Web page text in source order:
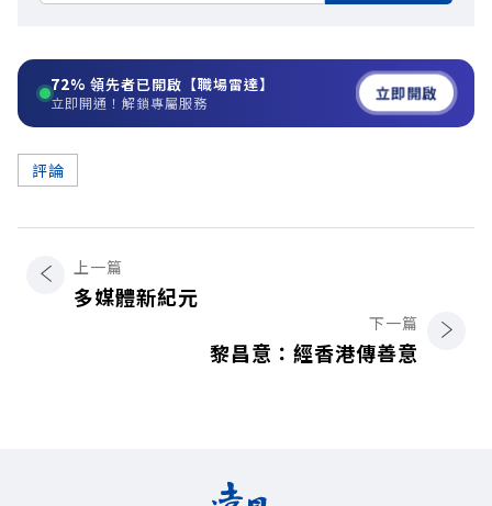
72% 領先者已開啟【職場雷達】
立即開通！解鎖專屬服務 立即開啟
評論
上一篇
多媒體新紀元
下一篇
黎昌意：經香港傳善意